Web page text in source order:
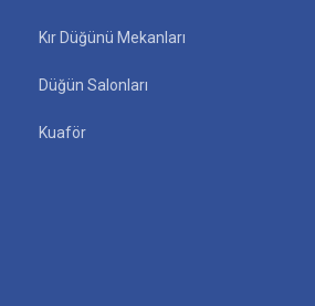
Kır Düğünü Mekanları
Düğün Salonları
Kuaför